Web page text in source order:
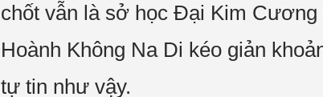
chốt vẫn là sở học Đại Kim
Hoành Không Na Di kéo giản
tự tin như vậy.